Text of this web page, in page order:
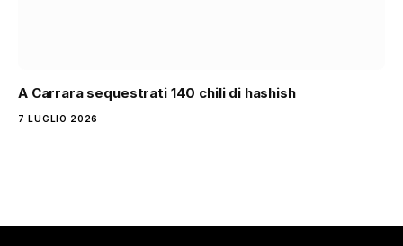
A Carrara sequestrati 140 chili di hashish
7 LUGLIO 2026